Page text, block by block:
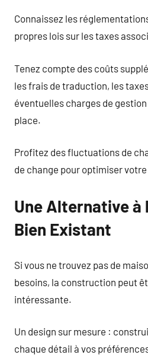
Connaissez les
propres lois sur les taxes
Tenez compte des coûts
les frais de traduction, les
éventuelles charges de gestion
place.
Profitez des fluctuations de
de change pour optimiser
Une Alternative à
Bien Existant
Si vous ne trouvez pas de
besoins, la construction peut
intéressante.
Un design sur mesure :
chaque détail à vos